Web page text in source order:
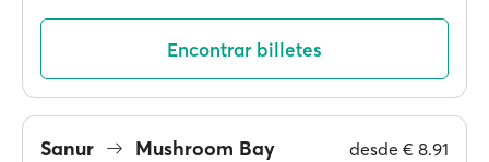
Encontrar billetes
Sanur Mushroom Bay desde € 8.91